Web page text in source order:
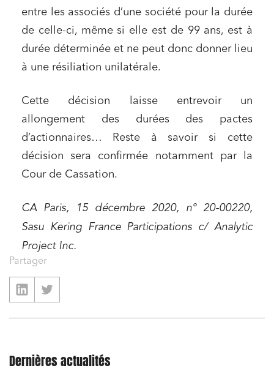
entre les associés d’une société pour la durée
de celle-ci, même si elle est de 99 ans, est à
durée déterminée et ne peut donc donner lieu
à une résiliation unilatérale.
Cette décision laisse entrevoir un
allongement des durées des pactes
d’actionnaires… Reste à savoir si cette
décision sera confirmée notamment par la
Cour de Cassation.
CA Paris, 15 décembre 2020, n° 20-00220,
Sasu Kering France Participations c/ Analytic
Project Inc.
Partager
Dernières actualités